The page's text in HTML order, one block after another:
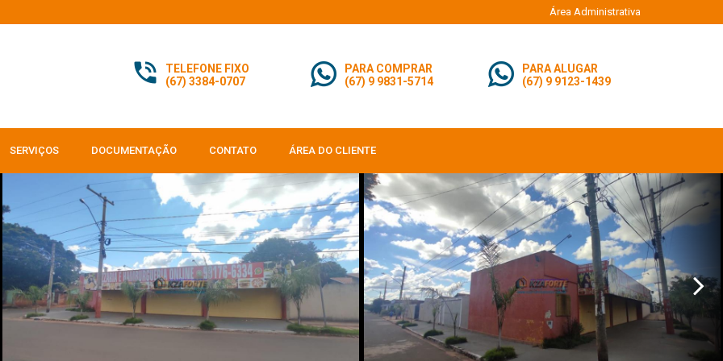
Área Administrativa
TELEFONE FIXO
(67) 3384-0707
PARA COMPRAR
(67) 9 9831-5714
PARA ALUGAR
(67) 9 9123-1439
SERVIÇOS DOCUMENTAÇÃO CONTATO ÁREA DO CLIENTE